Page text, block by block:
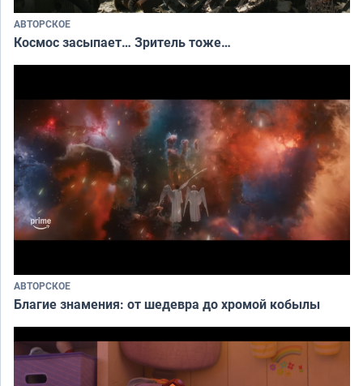
АВТОРСКОЕ
Космос засыпает… Зритель тоже…
АВТОРСКОЕ
Благие знамения: от шедевра до хромой кобылы